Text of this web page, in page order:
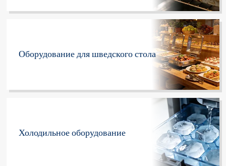
Оборудование для шведского стола
Холодильное оборудование